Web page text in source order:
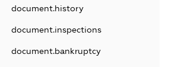
document.history
document.inspections
document.bankruptcy